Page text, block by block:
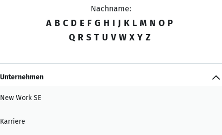
Nachname:
A B C D E F G H I J K L M N O P
Q R S T U V W X Y Z
Unternehmen
New Work SE
Karriere